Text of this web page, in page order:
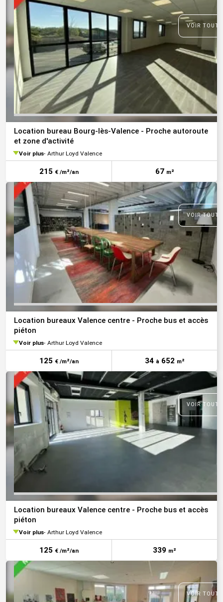
VOIR
Location bureau Bourg-lès-Valence - Proche autoroute
et zone d'activité
Voir plus Arthur Loyd Valence
215 € /m²/an 67 m²
VOIR
Location bureaux Valence centre - Proche bus et accès
piéton
Voir plus Arthur Loyd Valence
125 € /m²/an 34 à652 m²
VOIR
Location bureaux Valence centre - Proche bus et accès
piéton
Voir plus Arthur Loyd Valence
125 € /m²/an 339 m²
VOIR